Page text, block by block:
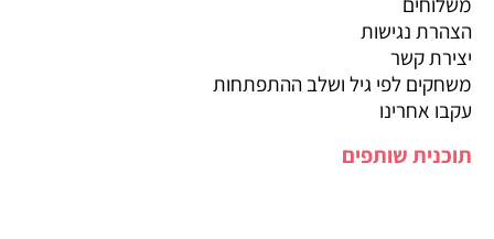
הצהרת נגישות
יצירת קשר
משחקים לפי גיל ושלב ההתפתחות
עקבו אחרינו
תוכנית שותפים